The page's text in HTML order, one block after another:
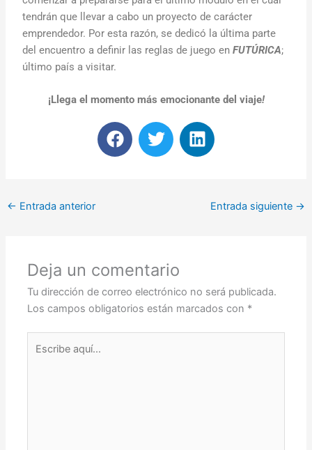
tendrán que llevar a cabo un proyecto de carácter
emprendedor. Por esta razón, se dedicó la última parte
del encuentro a definir las reglas de juego enFUTÚRICA;
último país a visitar.
¡Llega el momento más emocionante del viaje!
F
a
T
w
L
i
← Entrada anterior Entrada siguiente →
Deja un comentario
Tu dirección de correo electrónico no será publicada.
Los campos obligatorios están marcados con *
aquí...